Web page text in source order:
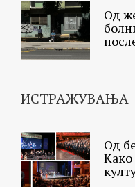
Од
ИСТРАЖУВАЊА
Од
Како